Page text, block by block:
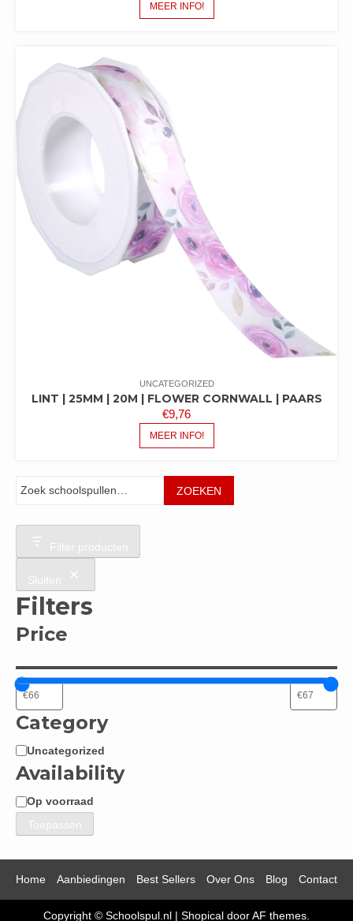
MEER INFO!
UNCATEGORIZED
LINT | 25MM | 20M | FLOWER CORNWALL | PAARS
€9,76
MEER INFO!
ZOEKEN
Filter producten
Sluiten
Filters
Price
Category
Categorie
Uncategorized
Availability
Beschikbaarheid
Op voorraad
Toepassen
Home Aanbiedingen Best Sellers Over Ons Blog Contact
Copyright © Schoolspul.nl | Shopical door AF themes.